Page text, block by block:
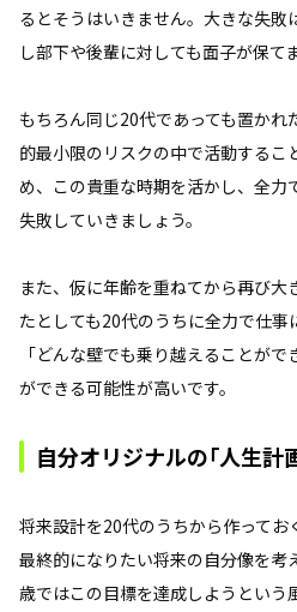
るとそうはいきません。大きな失敗
し部下や後輩に対しても面子が保て
もちろん同じ20代であっても置か
的最小限のリスクの中で活動するこ
め、この貴重な時期を活かし、全力
失敗していきましょう。
また、仮に年齢を重ねてから再び大
たとしても20代のうちに全力で仕
「どんな壁でも乗り越えることが
ができる可能性が高いです。
自分オリジナルの｢人生計
将来設計を20代のうちから作ってお
最終的になりたい将来の自分像を考
歳ではこの目標を達成しようという